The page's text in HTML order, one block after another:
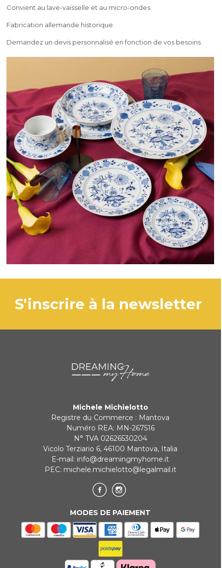
Convient au lave-vaisselle et au micro-ondes.
Fabrication allemande historique.
Demandez un devis personnalisé en fonction de vos besoins.
s'inscrire à la newsletter
Michele Michielotto
Registre du Commerce : Mantova
Numéro REA: MN-267516
N° TVA 02626530204
Vicolo Terziario 6, 46100 Mantova, Italia
E-mail: info@dreamingmyhome.it
PEC: michele.michielotto@legalmail.it
MODES DE PAIEMENT